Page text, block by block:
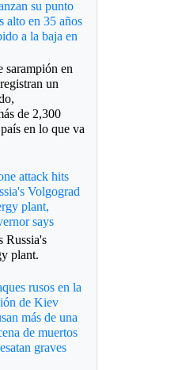
su punto
alto en 35 años
a la baja en
sarampión en
un
de 2,300
en lo que va
attack hits
Volgograd
plant,
says
Russia's
plant.
rusos en la
de Kiev
más de una
de muertos
graves